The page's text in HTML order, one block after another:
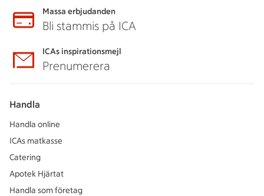
Massa erbjudanden
Bli stammis på ICA
ICAs inspirationsmejl
Prenumerera
Handla
Handla online
ICAs matkasse
Catering
Apotek Hjärtat
Handla som företag